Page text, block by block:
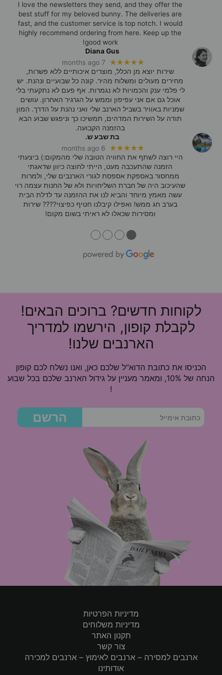
I love the newsletters they send, and they offer the
best stuff for my beloved bunny. The deliveries are
fast, and the customer service is top notch. I would
highly recommend ordering from here. Keep up the
good work!
Diana Gus
★★★★★
7 months ago
שירות יוצא מן הכלל, מוצרים איכותיים ללא פשרות,
מחירים מעולים ומשלוח מהיר. קונה כל שבועיים ונהנת. יש
לי פלמי ענק והכמויות לא נגמרות. אף פעם לא נתקעתי בלי
אוכל גם אם אני עפיפון וממש על הגרגיר האחרון. עושים
שמניות באוויר בשביל הארנב שלי ואני נהנת על הדרך. המון
תודה על השירות המדהים, תמשיכו כך וניפגש שבוע הבא
בהזמנה הקבועה.
בת שבע ש.
★★★★★
6 months ago
היי רוצה לשתף את החוויה הטובה שלי מהמקום:) ביצעתי
הזמנה שהתעכבה מעט, הייתי לחוצה כיוון שדאגתי
ממחסור באספקת אספסת לגורי הארנבים שלי, ולמרות
שהעיכוב היה של חברת השליחויות ולא של החנות עצמה רוי
עשה מאמץ מיוחד והביא לנו את ההזמנה עד לדלת הבית
בערב חג ממש! ואפילו קיבלנו חטיף כפיצוי???? שירות
ומסירות שכאלו לא ראיתי בשום מקום!
●
●
●
●
לקוחות חדשים? ברוכים הבאים!
לקבלת קופון, הירשמו למדריך
הארנבים שלנו!
הכניסו את כתובת הדוא"ל שלכם כאן, ואנו נשלח לכם קופון
הנחה של 10%, ומאמר מעניין על גידול הארנב שלכם בכל שבוע
!
הרשם
מדיניות הפרטיות
מדיניות משלוחים
תקנון האתר
צור קשר
ארנבים למסירה – ארנבים לאימוץ – ארנבים למכירה
אודותינו